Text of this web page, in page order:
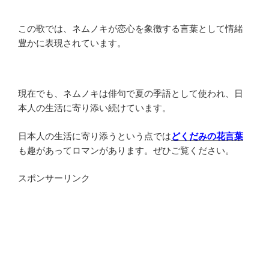
この歌では、ネムノキが恋心を象徴する言葉として情緒
豊かに表現されています。
現在でも、ネムノキは俳句で夏の季語として使われ、日
本人の生活に寄り添い続けています。
日本人の生活に寄り添うという点ではどくだみの花言葉
も趣があってロマンがあります。ぜひご覧ください。
スポンサーリンク